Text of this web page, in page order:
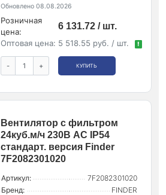
Обновлено 08.08.2026
Розничная
цена:
6 131.72 / шт.
Оптовая цена: 5 518.55 руб. / шт. !
- + КУПИТЬ
Вентилятор с фильтром
24куб.м/ч 230В AC IP54
стандарт. версия Finder
7F2082301020
Артикул:
7F2082301020
Бренд:
FINDER